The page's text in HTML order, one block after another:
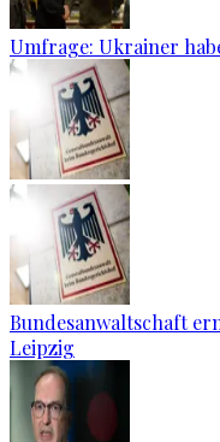
Umfrage: Ukrainer
Bundesanwaltschaft
Leipzig